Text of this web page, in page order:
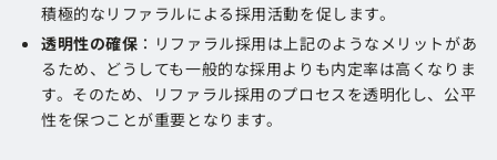
積極的なリファラルによる採用活動を促します​​。
透明性の確保 ：リファラル採用は上記のようなメリットがあ
るため、どうしても一般的な採用よりも内定率は高くなりま
す。そのため、リファラル採用のプロセスを透明化し、公平
性を保つことが重要となります。